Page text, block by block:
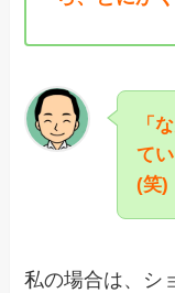
「
て
(笑)
私の場合は、シ